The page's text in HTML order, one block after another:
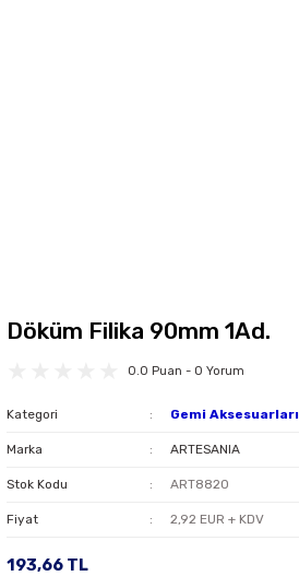
Döküm Filika 90mm 1Ad.
0.0 Puan - 0 Yorum
Kategori Gemi Aksesuarları
Marka ARTESANIA
Stok Kodu ART8820
Fiyat 2,92 EUR + KDV
193,66 TL